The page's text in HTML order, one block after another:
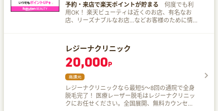
予約・来店で楽天ポイントが貯まる 何度でも利
用OK！ 楽天ビューティは近くのお店、有名なお
店、リーズナブルなお店…などお客様のために情
レジーナクリニック
20,000P
レジーナクリニックなら最短5〜8回の通院で全身
脱毛完了！ 医療レーザー脱毛はレジーナクリニッ
クにお任せください。全国展開、無料カウンセリ